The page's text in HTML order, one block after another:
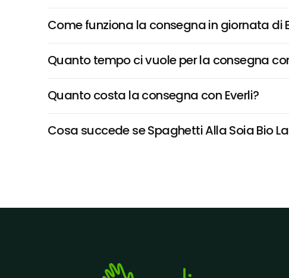
Come funziona la consegna in giornata di
Quanto tempo ci vuole per la consegna
Quanto costa la consegna con Everli?
Cosa succede se Spaghetti Alla Soia Bio